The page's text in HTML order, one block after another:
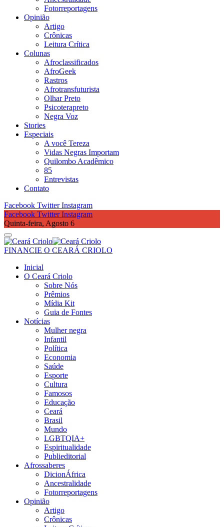
Fotorreportagens
Opinião
Artigo
Crônicas
Leitura Crítica
Colunas
Afroclassificados
AfroGeek
Rastros
Afrotransfuturista
Olhar Preto
Psicoterapreto
Negra Voz
Stories
Especiais
A você Tereza
Vidas Negras Importam
Quilombo Acadêmico
85
Entrevistas
Contato
Facebook Twitter Instagram
Facebook Twitter Instagram
Quinta-feira, Agosto 6
FINANCIE O CEARÁ CRIOLO
Inicial
O Ceará Criolo
Sobre Nós
Prêmios
Mídia Kit
Guia de Fontes
Notícias
Mulher negra
Infantil
Política
Economia
Saúde
Esporte
Cultura
Famosos
Educação
Ceará
Brasil
Mundo
LGBTQIA+
Espiritualidade
Publieditorial
Afrossaberes
DicionÁfrica
Ancestralidade
Fotorreportagens
Opinião
Artigo
Crônicas